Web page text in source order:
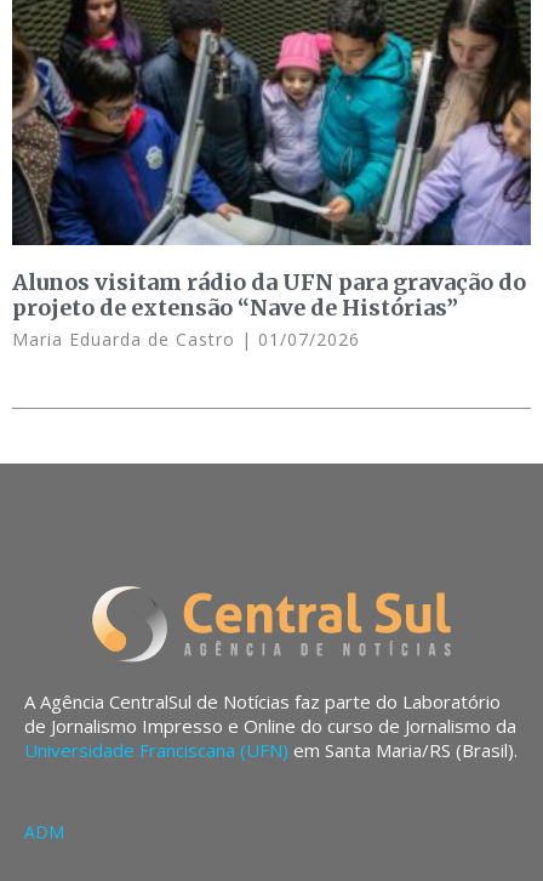
Alunos visitam rádio da UFN para gravação do
projeto de extensão “Nave de Histórias”
Maria Eduarda de Castro 01/07/2026
A Agência CentralSul de Notícias faz parte do Laboratório
de Jornalismo Impresso e Online do curso de Jornalismo da
Universidade Franciscana (UFN) em Santa Maria/RS (Brasil).
ADM